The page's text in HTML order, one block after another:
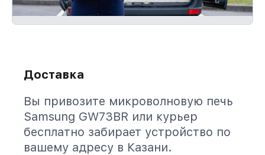
Доставка
Вы привозите микроволновую печь
Samsung GW73BR или курьер
бесплатно забирает устройство по
вашему адресу в Казани.